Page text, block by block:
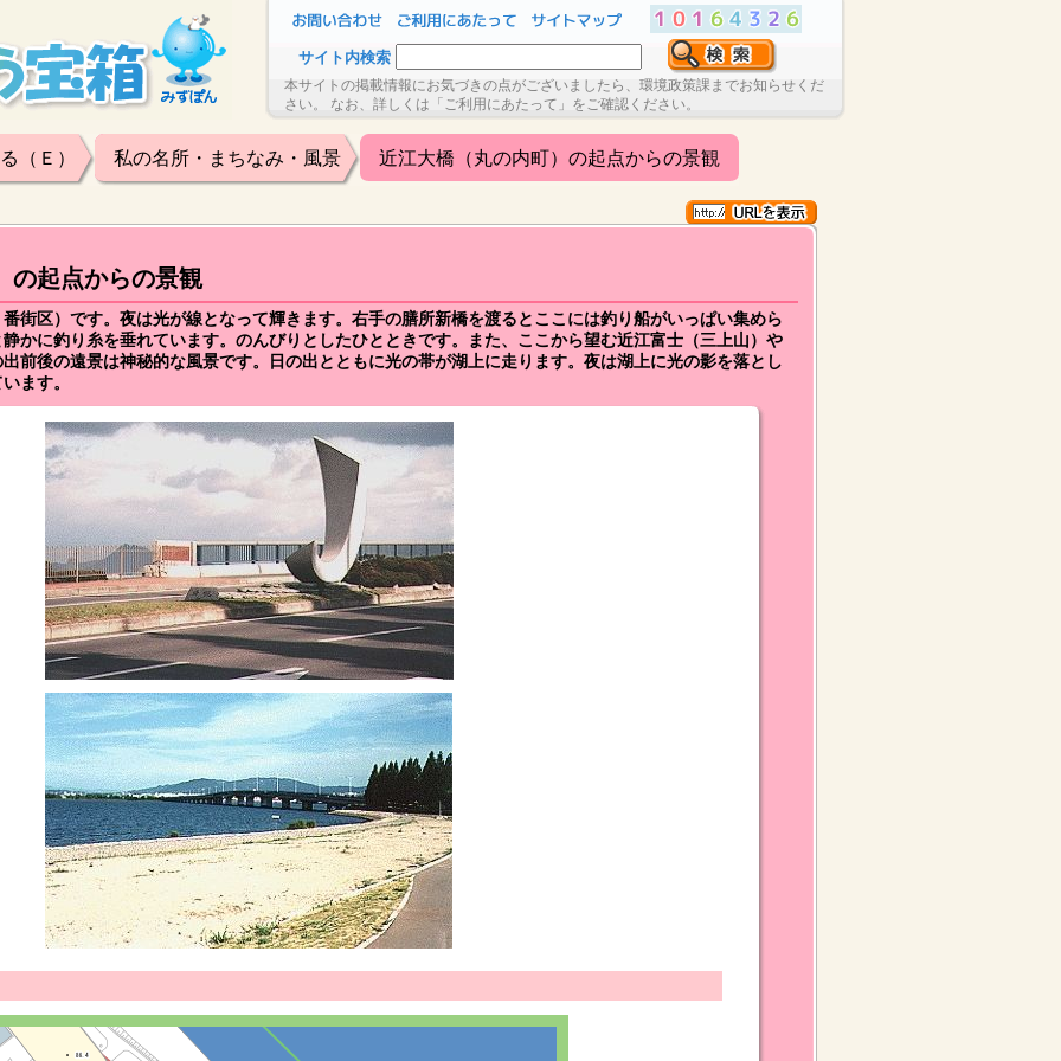
サイト内検索
本サイトの掲載情報にお気づきの点がございましたら、環境政策課までお知らせくだ
さい。 なお、詳しくは「ご利用にあたって」をご確認ください。
（Ｅ） 私の名所・まちなみ・風景 近江大橋（丸の内町）の起点からの景観
の起点からの景観
街区）です。夜は光が線となって輝きます。右手の膳所新橋を渡るとここには釣り船がいっぱい集めら
かに釣り糸を垂れています。のんびりとしたひとときです。また、ここから望む近江富士（三上山）や
前後の遠景は神秘的な風景です。日の出とともに光の帯が湖上に走ります。夜は湖上に光の影を落とし
ます。